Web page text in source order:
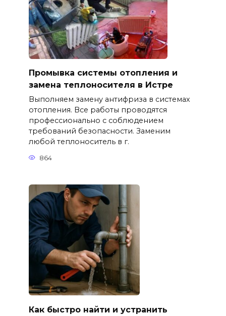
Промывка системы отопления и
замена теплоносителя в Истре
Выполняем замену антифриза в системах
отопления. Все работы проводятся
профессионально с соблюдением
требований безопасности. Заменим
любой теплоноситель в г.
864
Как быстро найти и устранить